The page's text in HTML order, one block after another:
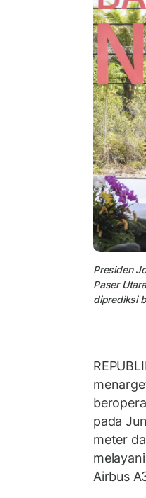
Presiden
Paser
diprediksi
pada
meter
Airbus